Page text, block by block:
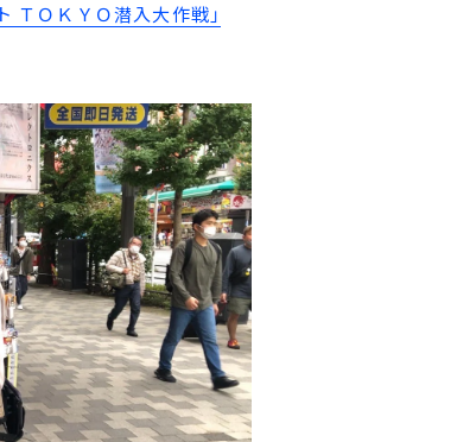
ＴＯＫＹＯ潜入大作戦」